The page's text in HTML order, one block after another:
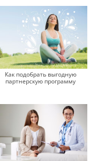
Как подобрать выгодную
партнерскую программу